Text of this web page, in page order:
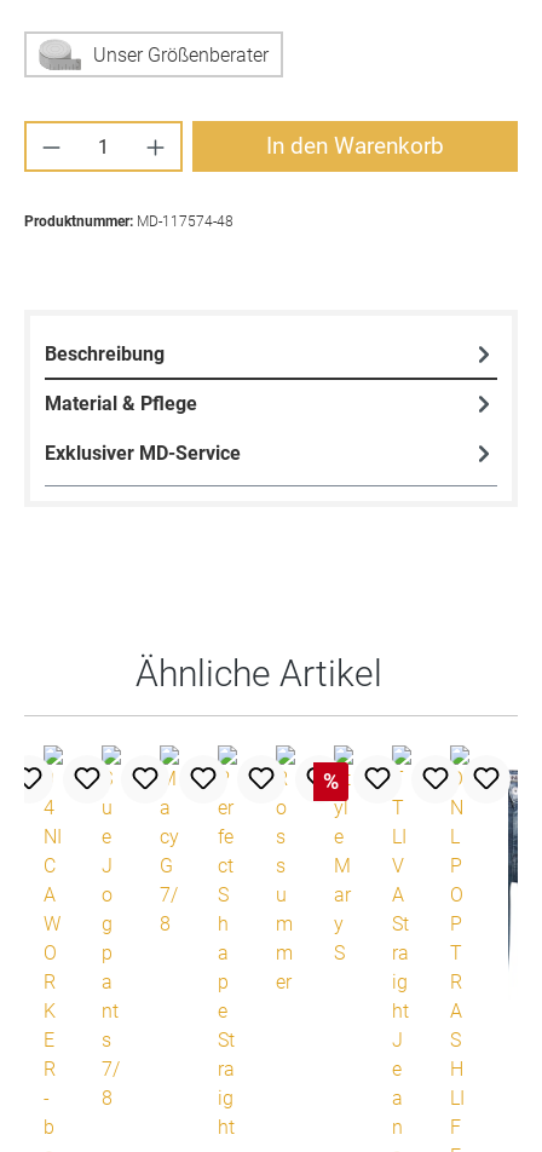
Unser Größenberater
Produkt Anzahl: Gib den gewünschten
In den Warenkorb
Produktnummer: MD-117574-48
Beschreibung
Material & Pflege
Exklusiver MD-Service
Ähnliche Artikel
%